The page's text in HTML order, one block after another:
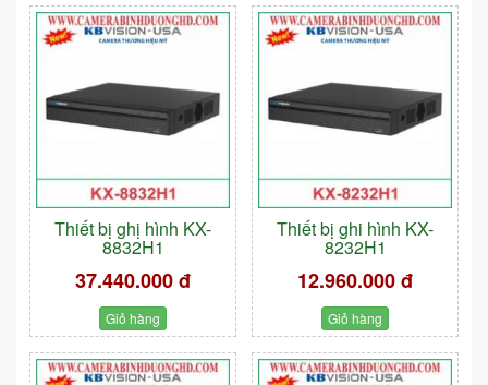
Thiết bị ghị hình KX-
8832H1
37.440.000 đ
Giỏ hàng
Thiết bị ghi hình KX-
8232H1
12.960.000 đ
Giỏ hàng